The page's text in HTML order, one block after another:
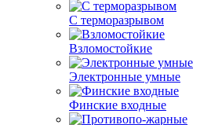
С терморазрывом
Взломостойкие
Электронные умные
Финские входные